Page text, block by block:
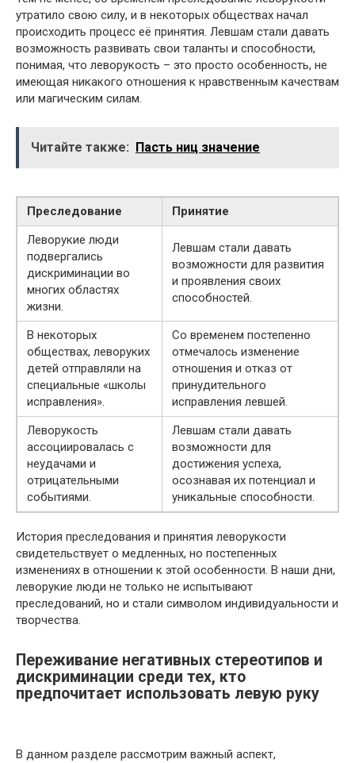
утратило свою силу, и в некоторых обществах начал
происходить процесс её принятия. Левшам стали давать
возможность развивать свои таланты и способности,
понимая, что леворукость – это просто особенность, не
имеющая никакого отношения к нравственным качествам
или магическим силам.
Читайте также: Пасть ниц значение
Преследование
Принятие
Леворукие люди
подвергались
дискриминации во
многих областях
жизни.
Левшам стали давать
возможности для развития
и проявления своих
способностей.
В некоторых
обществах, леворуких
детей отправляли на
специальные «школы
исправления».
Со временем постепенно
отмечалось изменение
отношения и отказ от
принудительного
исправления левшей.
Леворукость
ассоциировалась с
неудачами и
отрицательными
событиями.
Левшам стали давать
возможности для
достижения успеха,
осознавая их потенциал и
уникальные способности.
История преследования и принятия леворукости
свидетельствует о медленных, но постепенных
изменениях в отношении к этой особенности. В наши дни,
леворукие люди не только не испытывают
преследований, но и стали символом индивидуальности и
творчества.
Переживание негативных стереотипов и
дискриминации среди тех, кто
предпочитает использовать левую руку
В данном разделе рассмотрим важный аспект,